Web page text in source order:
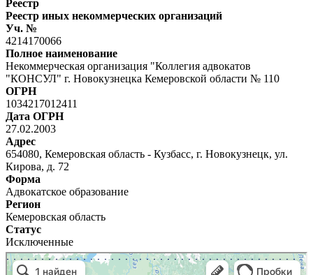
Реестр
Реестр иных некоммерческих организаций
Уч. №
4214170066
Полное наименование
Некоммерческая организация "Коллегия адвокатов
"КОНСУЛ" г. Новокузнецка Кемеровской области № 110
ОГРН
1034217012411
Дата ОГРН
27.02.2003
Адрес
654080, Кемеровская область - Кузбасс, г. Новокузнецк, ул.
Кирова, д. 72
Форма
Адвокатское образование
Регион
Кемеровская область
Статус
Исключенные